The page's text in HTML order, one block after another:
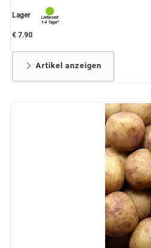
Lager
€ 7.90
Artikel anzeigen